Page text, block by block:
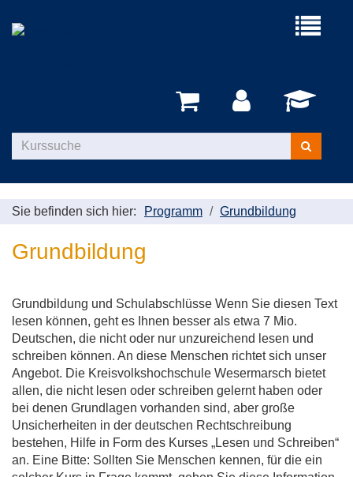
Menü
Kurse
suchen
Sie befinden sich hier: Programm Grundbildung
Grundbildung
Grundbildung und Schulabschlüsse Wenn Sie diesen Text
lesen können, geht es Ihnen besser als etwa 7 Mio.
Deutschen, die nicht oder nur unzureichend lesen und
schreiben können. An diese Menschen richtet sich unser
Angebot. Die Kreisvolkshochschule Wesermarsch bietet
allen, die nicht lesen oder schreiben gelernt haben oder
bei denen Grundlagen vorhanden sind, aber große
Unsicherheiten in der deutschen Rechtschreibung
bestehen, Hilfe in Form des Kurses „Lesen und Schreiben“
an. Eine Bitte: Sollten Sie Menschen kennen, für die ein